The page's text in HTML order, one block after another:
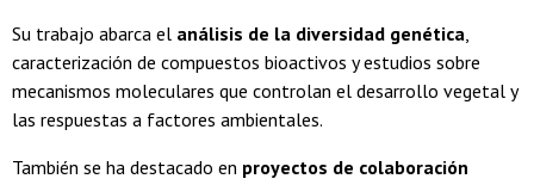
Su trabajo abarca el análisis de la diversidad genética,
caracterización de compuestos bioactivos y estudios sobre
mecanismos moleculares que controlan el desarrollo vegetal y
las respuestas a factores ambientales.
También se ha destacado en proyectos de colaboración